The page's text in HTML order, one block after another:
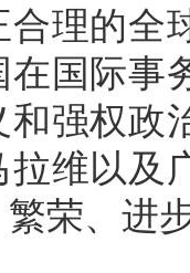
理的全
在国际事
和强权政
维以及
荣、进